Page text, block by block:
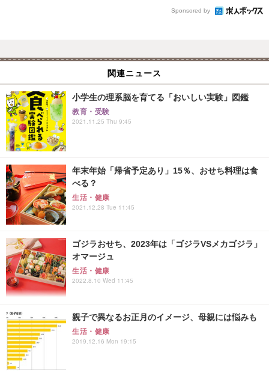
Sponsored by
関連ニュース
小学生の理系脳を育てる「おいしい実験」図鑑
教育・受験
2021.11.25 Thu 9:45
年末年始「帰省予定あり」15％、おせち料理は食
べる？
生活・健康
2021.12.28 Tue 11:45
ゴジラおせち、2023年は「ゴジラVSメカゴジラ」
オマージュ
生活・健康
2022.8.10 Wed 11:45
親子で異なるお正月のイメージ、母親には悩みも
生活・健康
2019.12.16 Mon 19:15